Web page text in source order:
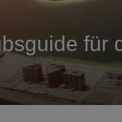
für